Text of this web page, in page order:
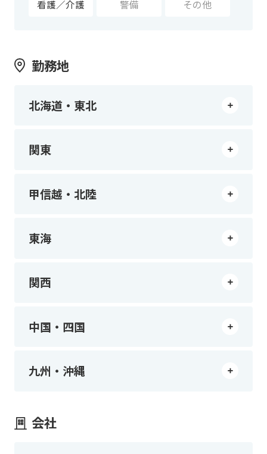
看護／介護 警備 その他
勤務地
北海道・東北
関東
甲信越・北陸
東海
関西
中国・四国
九州・沖縄
会社